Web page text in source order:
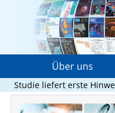
Über uns
Studie liefert erste